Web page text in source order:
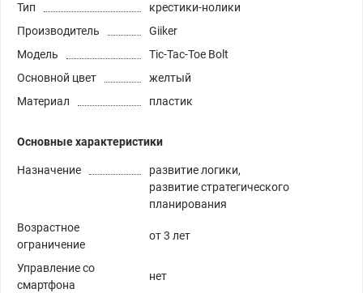
Тип
крестики-нолики
Производитель
Giiker
Модель
Tic-Tac-Toe Bolt
Основной цвет
желтый
Материал
пластик
Основные характеристики
Назначение
развитие логики,
развитие стратегического
планирования
Возрастное
ограничение
от 3 лет
Управление со
смартфона
нет